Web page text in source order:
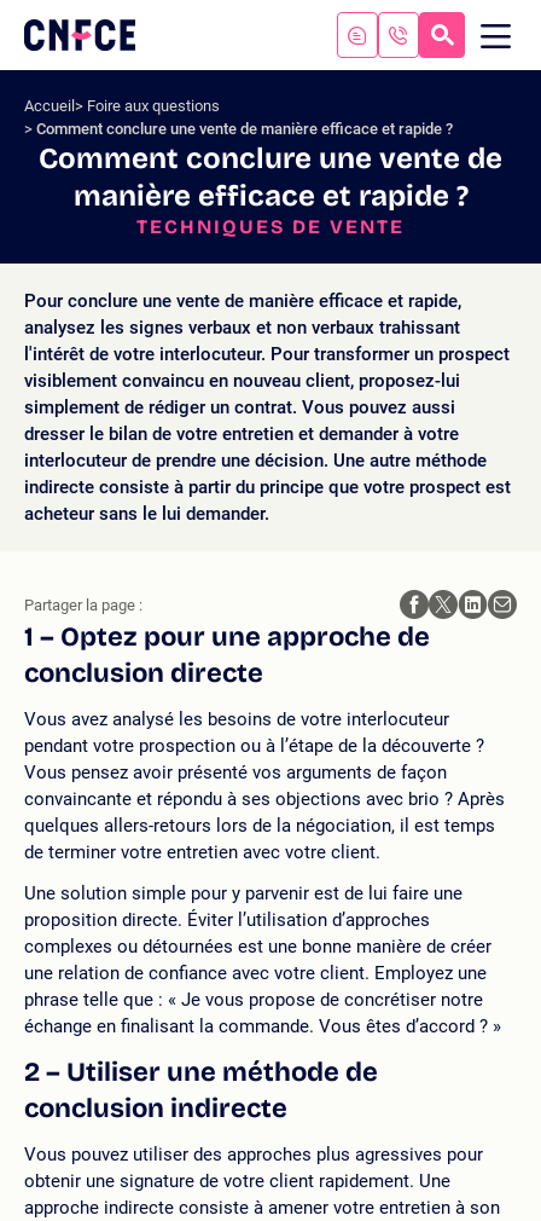
contenu
menu
Logo
site
Accueil
Foire aux questions
Comment conclure une vente de manière efficace et rapide ?
Comment conclure une vente de
manière efficace et rapide ?
TECHNIQUES DE VENTE
Pour conclure une vente de manière efficace et rapide,
analysez les signes verbaux et non verbaux trahissant
l'intérêt de votre interlocuteur. Pour transformer un prospect
visiblement convaincu en nouveau client, proposez-lui
simplement de rédiger un contrat. Vous pouvez aussi
dresser le bilan de votre entretien et demander à votre
interlocuteur de prendre une décision. Une autre méthode
indirecte consiste à partir du principe que votre prospect est
acheteur sans le lui demander.
1 – Optez pour une approche de
conclusion directe
Vous avez analysé les besoins de votre interlocuteur
pendant votre prospection ou à l’étape de la découverte ?
Vous pensez avoir présenté vos arguments de façon
convaincante et répondu à ses objections avec brio ? Après
quelques allers-retours lors de la négociation, il est temps
de terminer votre entretien avec votre client.
Une solution simple pour y parvenir est de lui faire une
proposition directe. Éviter l’utilisation d’approches
complexes ou détournées est une bonne manière de créer
une relation de confiance avec votre client. Employez une
phrase telle que : « Je vous propose de concrétiser notre
échange en finalisant la commande. Vous êtes d’accord ? »
2 – Utiliser une méthode de
conclusion indirecte
Vous pouvez utiliser des approches plus agressives pour
obtenir une signature de votre client rapidement. Une
approche indirecte consiste à amener votre entretien à son
Partager la page :